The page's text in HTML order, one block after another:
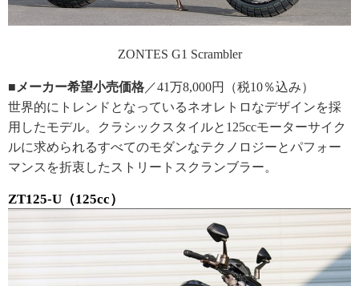
ZONTES G1 Scrambler
■メーカー希望小売価格 ／41万8,000円（税10％込み）
世界的にトレンドとなっているネオレトロなデザインを採
用したモデル。クラシックスタイルと125ccモーターサイク
ルに求められるすべてのモダンなテクノロジーとパフォー
マンスを折衷したストリートスクランブラー。
ZT125-U（125cc）